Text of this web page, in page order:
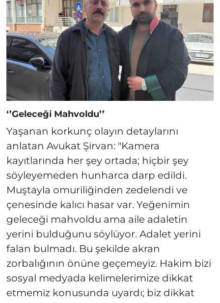
‘’Geleceği Mahvoldu’’
Yaşanan korkunç olayın detaylarını
anlatan Avukat Şirvan: "Kamera
kayıtlarında her şey ortada; hiçbir şey
söyleyemeden hunharca darp edildi.
Muştayla omuriliğinden zedelendi ve
çenesinde kalıcı hasar var. Yeğenimin
geleceği mahvoldu ama aile adaletin
yerini bulduğunu söylüyor. Adalet yerini
falan bulmadı. Bu şekilde akran
zorbalığının önüne geçemeyiz. Hakim bizi
sosyal medyada kelimelerimize dikkat
etmemiz konusunda uyardı; biz dikkat